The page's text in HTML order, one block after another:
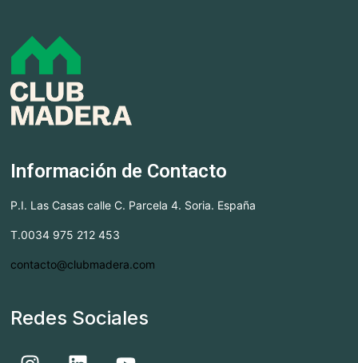
Información de Contacto
P.I. Las Casas calle C. Parcela 4. Soria. España
T.0034 975 212 453
contacto@clubmadera.com
Redes Sociales